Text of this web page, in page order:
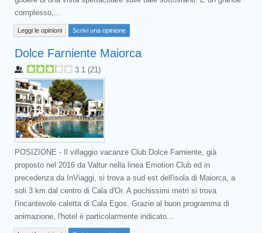
complesso,...
Leggi le opinioni Scrivi una opinione
Dolce Farniente Maiorca
3.1 (21)
POSIZIONE - Il villaggio vacanze Club Dolce Farniente, già
proposto nel 2016 da Valtur nella linea Emotion Club ed in
precedenza da InViaggi, si trova a sud est dell'isola di Maiorca, a
soli 3 km dal centro di Cala d'Or. A pochissimi metri si trova
l'incantevole caletta di Cala Egos. Grazie al buon programma di
animazione, l'hotel è particolarmente indicato...